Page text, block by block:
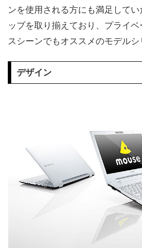
ンを使用される方にも満足して
ップを取り揃えており、プライ
スシーンでもオススメのモデルシ
デザイン